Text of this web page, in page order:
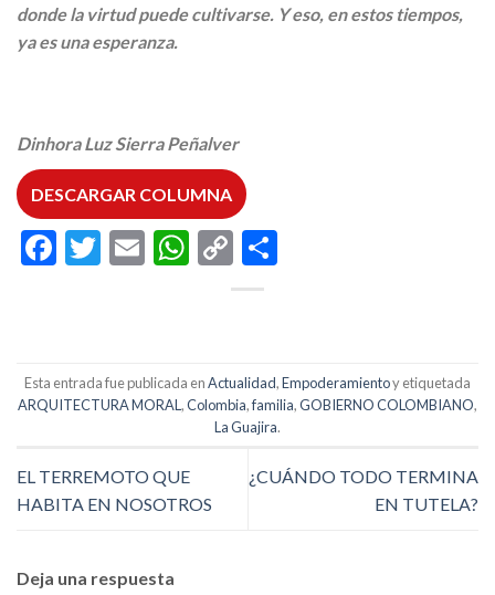
donde la virtud puede cultivarse. Y eso, en estos tiempos,
ya es una esperanza.
Dinhora Luz Sierra Peñalver
DESCARGAR COLUMNA
Facebook
Twitter
EmailWhatsApp
Copy
Link
Esta entrada fue publicada enActualidad,Empoderamientoy etiquetada
ARQUITECTURA MORAL ,Colombia,familia,GOBIERNO COLOMBIANO,
La Guajira.
EL TERREMOTO QUE
HABITA EN NOSOTROS
¿CUÁNDO TODO TERMINA
EN TUTELA?
Deja una respuesta